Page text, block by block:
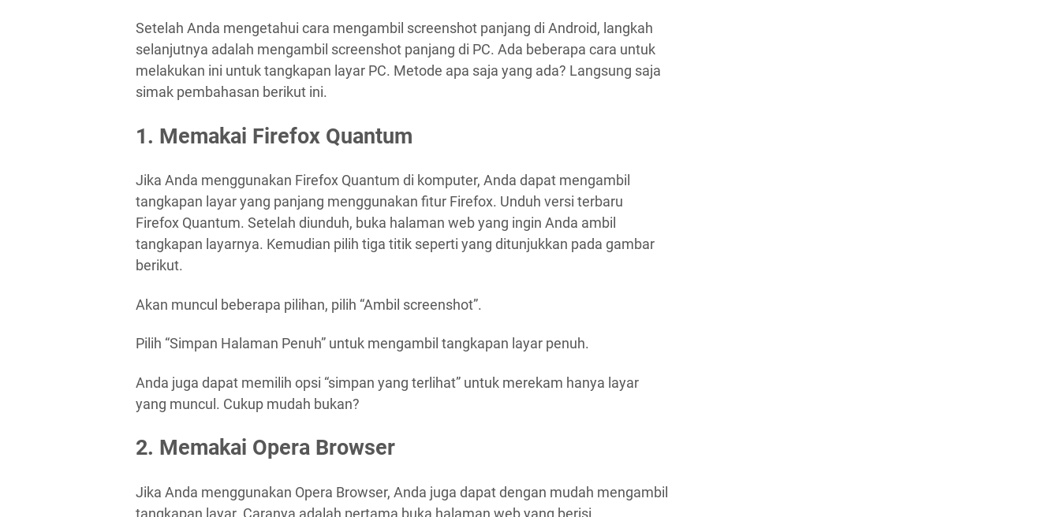
Setelah Anda mengetahui cara mengambil screenshot panjang di Android, langkah
selanjutnya adalah mengambil screenshot panjang di PC. Ada beberapa cara untuk
melakukan ini untuk tangkapan layar PC. Metode apa saja yang ada? Langsung saja
simak pembahasan berikut ini.
1. Memakai Firefox Quantum
Jika Anda menggunakan Firefox Quantum di komputer, Anda dapat mengambil
tangkapan layar yang panjang menggunakan fitur Firefox. Unduh versi terbaru
Firefox Quantum. Setelah diunduh, buka halaman web yang ingin Anda ambil
tangkapan layarnya. Kemudian pilih tiga titik seperti yang ditunjukkan pada gambar
berikut.
Akan muncul beberapa pilihan, pilih “Ambil screenshot”.
Pilih “Simpan Halaman Penuh” untuk mengambil tangkapan layar penuh.
Anda juga dapat memilih opsi “simpan yang terlihat” untuk merekam hanya layar
yang muncul. Cukup mudah bukan?
2. Memakai Opera Browser
Jika Anda menggunakan Opera Browser, Anda juga dapat dengan mudah mengambil
tangkapan layar. Caranya adalah pertama buka halaman web yang berisi